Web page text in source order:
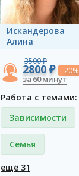
Искандерова
Алина
3500 ₽
2800 ₽ -20%
за 60 минут
Работа с темами:
Зависимости
Семья
ещё 31